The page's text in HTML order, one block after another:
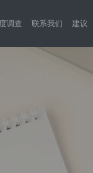
调查 联系我们 建议